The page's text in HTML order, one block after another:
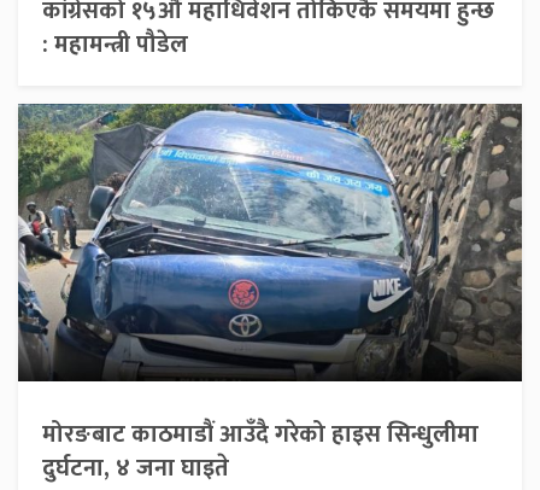
कांग्रेसको १५औँ महाधिवेशन तोकिएकै समयमा हुन्छ
: महामन्त्री पौडेल
मोरङबाट काठमाडौं आउँदै गरेको हाइस सिन्धुलीमा
दुर्घटना, ४ जना घाइते